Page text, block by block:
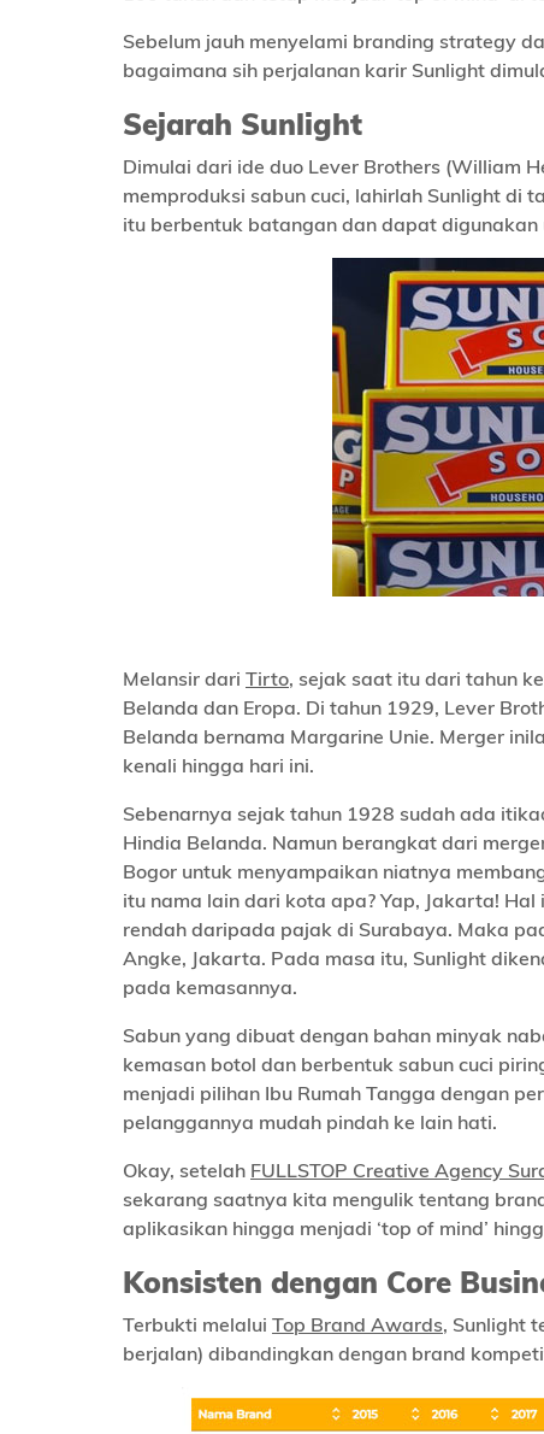
Sebelum jauh menyelami branding strategy
bagaimana sih perjalanan karir Sunlight
Sejarah Sunlight
Dimulai dari ide duo Lever Brothers (William
memproduksi sabun cuci, lahirlah Sunlight di
itu berbentuk batangan dan dapat
Melansir dari Tirto, sejak saat itu dari tahun
Belanda dan Eropa. Di tahun 1929, Lever
Belanda bernama Margarine Unie. Merger
kenali hingga hari ini.
Sebenarnya sejak tahun 1928 sudah ada
Hindia Belanda. Namun berangkat dari
Bogor untuk menyampaikan niatnya
itu nama lain dari kota apa? Yap, Jakarta!
rendah daripada pajak di Surabaya. Maka
Angke, Jakarta. Pada masa itu, Sunlight
pada kemasannya.
Sabun yang dibuat dengan bahan minyak
kemasan botol dan berbentuk sabun cuci
menjadi pilihan Ibu Rumah Tangga dengan
pelanggannya mudah pindah ke lain hati.
Okay, setelah FULLSTOP Creative Agency
sekarang saatnya kita mengulik tentang
aplikasikan hingga menjadi ‘top of mind’
Konsisten dengan Core
Terbukti melalui Top Brand Awards, Sunlight
berjalan) dibandingkan dengan brand